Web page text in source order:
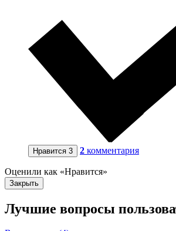
Нравится 3 2 комментария
Оценили как «Нравится»
Закрыть
Лучшие вопросы